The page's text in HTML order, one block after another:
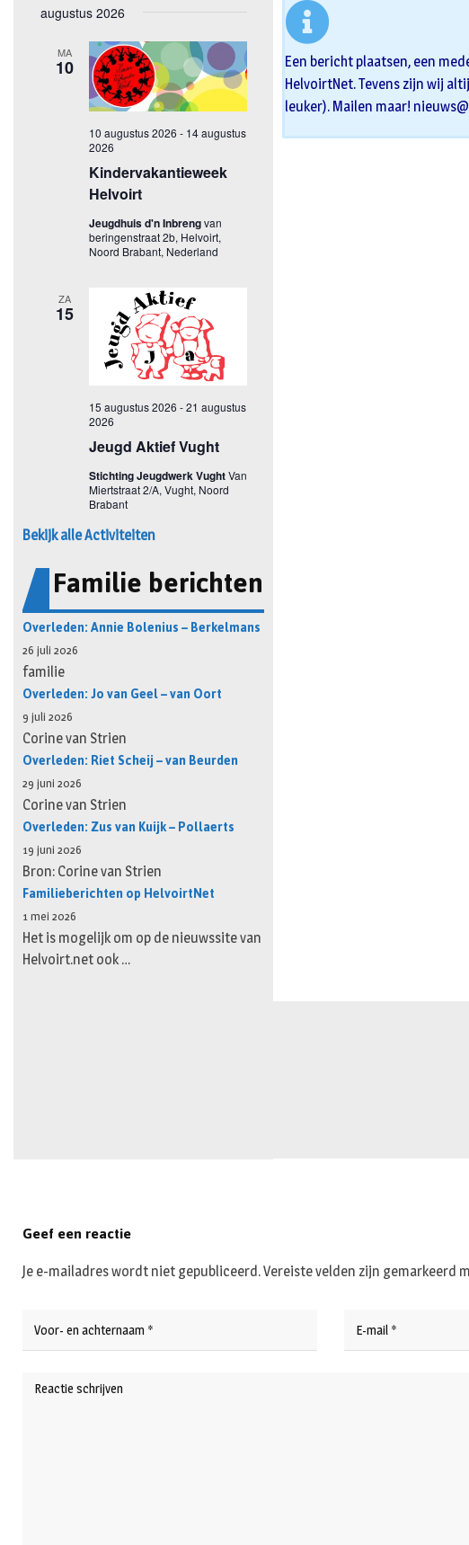
Bekijk alle Activiteiten
Familie berichten
Overleden: Annie Bolenius – Berkelmans
26 juli 2026
familie
Overleden: Jo van Geel – van Oort
9 juli 2026
Corine van Strien
Overleden: Riet Scheij – van Beurden
29 juni 2026
Corine van Strien
Overleden: Zus van Kuijk – Pollaerts
19 juni 2026
Bron: Corine van Strien
Familieberichten op HelvoirtNet
1 mei 2026
Het is mogelijk om op de nieuwssite van
Helvoirt.net ook …
Een bericht plaatsen, een
HelvoirtNet. Tevens zijn wij
leuker). Mailen maar!
Geef een reactie
Je e-mailadres wordt niet gepubliceerd.Vereiste velden zijn gemarkeerd